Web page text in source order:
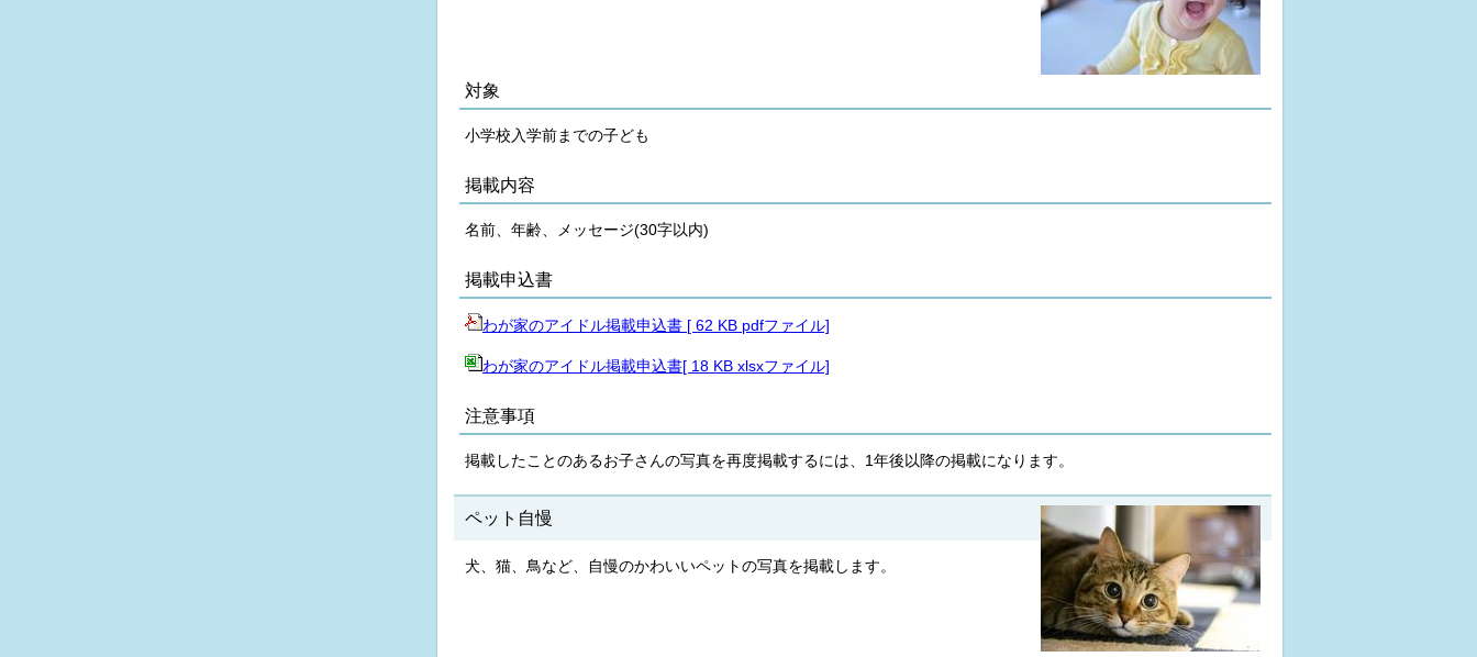
対象
小学校入学前までの子ども
掲載内容
名前、年齢、メッセージ(30字以内)
掲載申込書
わが家のアイドル掲載申込書 [ 62 KB pdfファイル]
わが家のアイドル掲載申込書[ 18 KB xlsxファイル]
注意事項
掲載したことのあるお子さんの写真を再度掲載するには、1年後以降の掲載になります。
ペット自慢
犬、猫、鳥など、自慢のかわいいペットの写真を掲載します。